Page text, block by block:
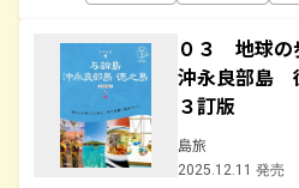
０３ 地球
沖永良部島
３訂版
島旅
2025.12.11 発売